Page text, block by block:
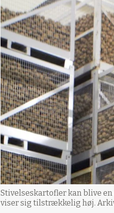
Stivelseskartofler kan blive
viser sig tilstrækkelig høj.